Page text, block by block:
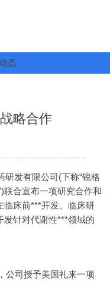
态
略合作
发有限公司(下称“锐格
联合宣布一项研究合作和
临床前***开发、临床研
发针对代谢性***领域的
司授予美国礼来一项